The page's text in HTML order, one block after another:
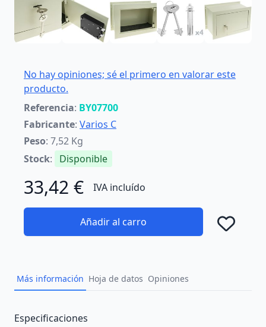
No hay opiniones; sé el primero en valorar este
producto.
Referencia: BY07700
Fabricante: Varios C
Peso: 7,52 Kg
Stock: Disponible
33,42 € IVA incluído
Añadir al carro
Más información Hoja de datos Opiniones
Description
Especificaciones